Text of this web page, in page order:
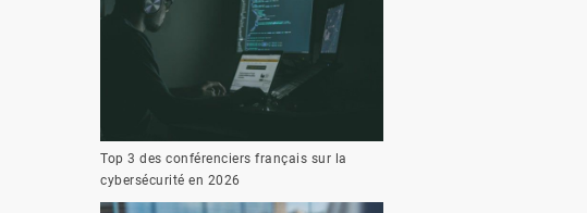
Top 3 des conférenciers français sur la
cybersécurité en 2026